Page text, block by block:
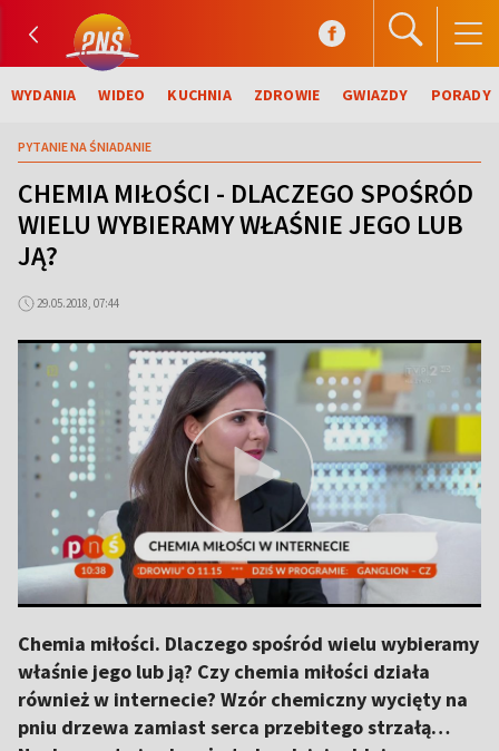
WYDANIA WIDEO KUCHNIA ZDROWIE GWIAZDY PORADY
PYTANIE NA ŚNIADANIE
CHEMIA MIŁOŚCI - DLACZEGO SPOŚRÓD
WIELU WYBIERAMY WŁAŚNIE JEGO LUB
JĄ?
29.05.2018, 07:44
Chemia miłości. Dlaczego spośród wielu wybieramy
właśnie jego lub ją? Czy chemia miłości działa
również w internecie? Wzór chemiczny wycięty na
pniu drzewa zamiast serca przebitego strzałą…